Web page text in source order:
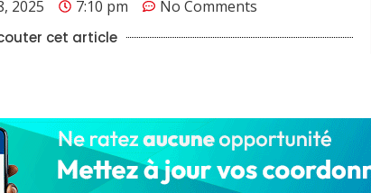
2025 7:10 pm No Comments
cet article